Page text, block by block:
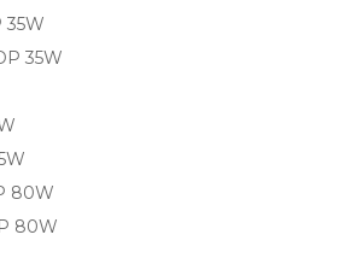
35W
35W
80W
80W